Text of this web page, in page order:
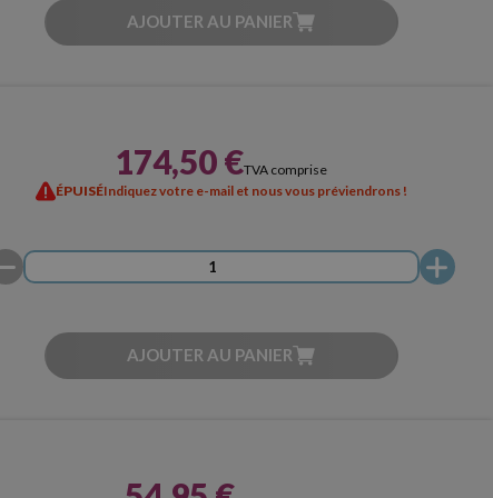
AJOUTER AU PANIER
174,50 €TVA comprise
ÉPUISÉIndiquez votre e-mail et nous vous préviendrons !
AJOUTER AU PANIER